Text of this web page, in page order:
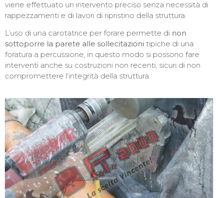
viene effettuato un intervento preciso senza necessità di
rappezzamenti e di lavori di ripristino della struttura.
L’uso di una carotatrice per forare permette di non
sottoporre la parete alle sollecitazioni tipiche di una
foratura a percussione, in questo modo si possono fare
interventi anche su costruzioni non recenti, sicuri di non
compromettere l’integrità della struttura.